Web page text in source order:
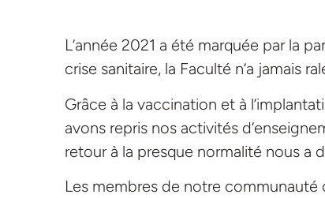
L’année 2021 a été marquée par la
crise sanitaire, la Faculté n’a jamais
Grâce à la vaccination et à
avons repris nos activités
retour à la presque normalité nous a
Les membres de notre